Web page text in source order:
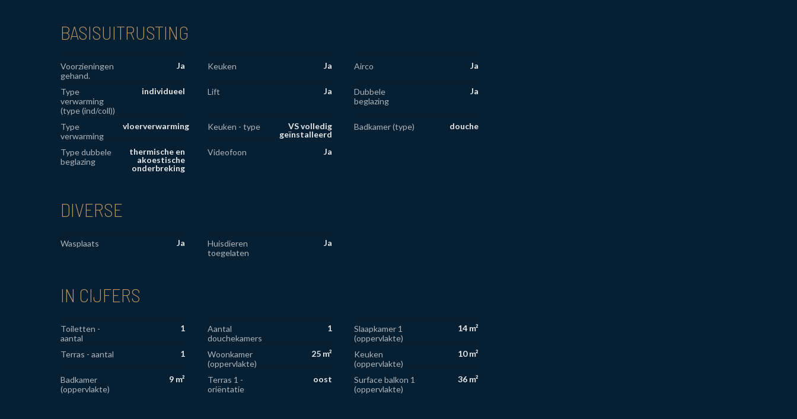
BASISUITRUSTING
Voorzieningen
gehand.
Ja Keuken Ja Airco Ja
Type
verwarming
(type (ind/coll))
individueel Lift Ja
Dubbele
beglazing
Ja
Type
verwarming
vloerverwarming Keuken - type
VS volledig
geïnstalleerd
Badkamer (type) douche
Type dubbele
beglazing
thermische en
akoestische
onderbreking
Videofoon Ja
DIVERSE
Wasplaats Ja
Huisdieren
toegelaten
Ja
IN CIJFERS
Toiletten -
aantal
1
Aantal
douchekamers
1
Slaapkamer 1
(oppervlakte)
14 m²
Terras - aantal 1
Woonkamer
(oppervlakte)
25 m²
Keuken
(oppervlakte)
10 m²
Badkamer
(oppervlakte)
9 m²
Terras 1 -
oriëntatie
oost
Surface balkon 1
(oppervlakte)
36 m²